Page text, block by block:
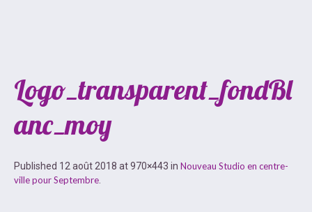
Logo_transparent_fondBl
anc_moy
Published 12 août 2018 at 970×443 in Nouveau Studio en centre-
ville pour Septembre